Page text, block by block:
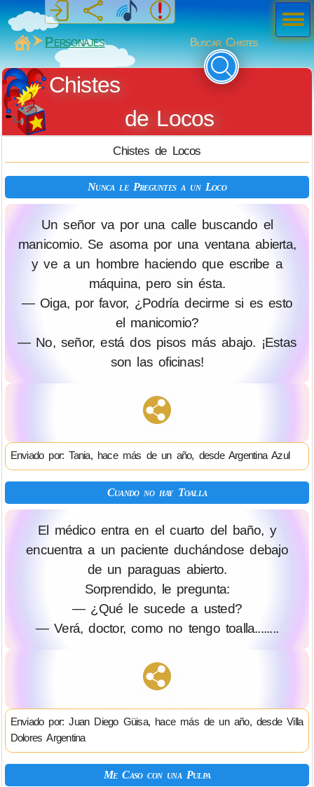
MiSabueso
Personajes Buscar Chistes
Chistes
de Locos
Chistes de Locos
Nunca le Preguntes a un Loco
Un señor va por una calle buscando el
manicomio. Se asoma por una ventana abierta,
y ve a un hombre haciendo que escribe a
máquina, pero sin ésta.
— Oiga, por favor, ¿Podría decirme si es esto
el manicomio?
— No, señor, está dos pisos más abajo. ¡Estas
son las oficinas!
Enviado por: Tania, hace más de un año, desde Argentina Azul
Cuando no hay Toalla
El médico entra en el cuarto del baño, y
encuentra a un paciente duchándose debajo
de un paraguas abierto.
Sorprendido, le pregunta:
— ¿Qué le sucede a usted?
— Verá, doctor, como no tengo toalla........
Enviado por: Juan Diego Güisa, hace más de un año, desde Villa
Dolores Argentina
Me Caso con una Pulpa
Men
ú